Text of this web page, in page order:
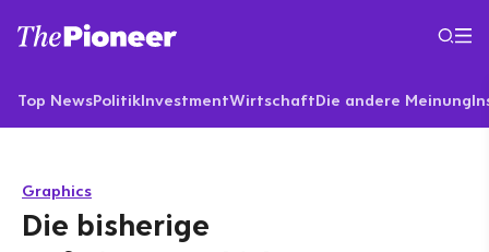
Top NewsPolitikInvestmentWirtschaftDie andere Meinung
Graphics
Die bisherige